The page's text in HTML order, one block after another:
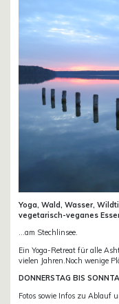
Yoga, Wald, Wasser,
vegetarisch-veganes
...am Stechlinsee.
Ein Yoga-Retreat für alle
vielen Jahren.Noch wenige
DONNERSTAG BIS
Fotos sowie Infos zu Ablauf